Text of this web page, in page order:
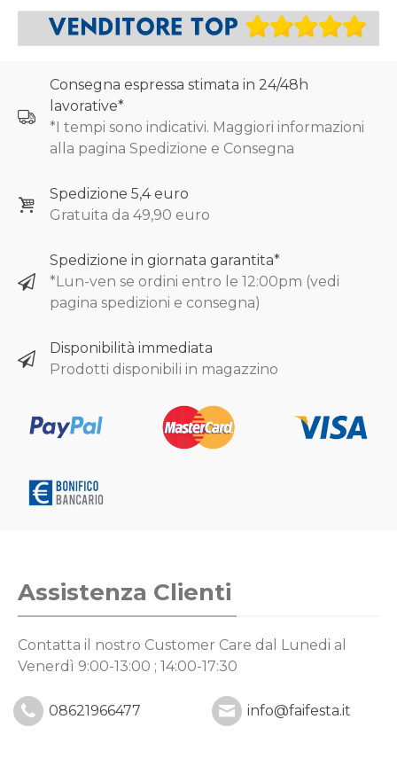
Consegna espressa stimata in 24/48h
lavorative*
*I tempi sono indicativi. Maggiori informazioni
alla pagina Spedizione e Consegna
Spedizione 5,4 euro
Gratuita da 49,90 euro
Spedizione in giornata garantita*
*Lun-ven se ordini entro le 12:00pm (vedi
pagina spedizioni e consegna)
Disponibilità immediata
Prodotti disponibili in magazzino
Assistenza Clienti
Contatta il nostro Customer Care dal Lunedi al
Venerdì 9:00-13:00 ; 14:00-17:30
08621966477 info@faifesta.it